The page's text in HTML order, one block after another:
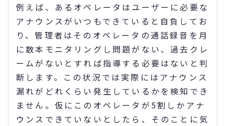
例えば、あるオペレータはユーザーに必要な
アナウンスがいつもできていると自負してお
り、管理者はそのオペレータの通話録音を月
に数本モニタリングし問題がない、過去クレ
ームがないとすれば指導する必要はないと判
断します。この状況では実際にはアナウンス
漏れがどれくらい発生しているかを検知でき
ません。仮にこのオペレータが5割しかアナ
ウンスできていないとしたら、そのことに気